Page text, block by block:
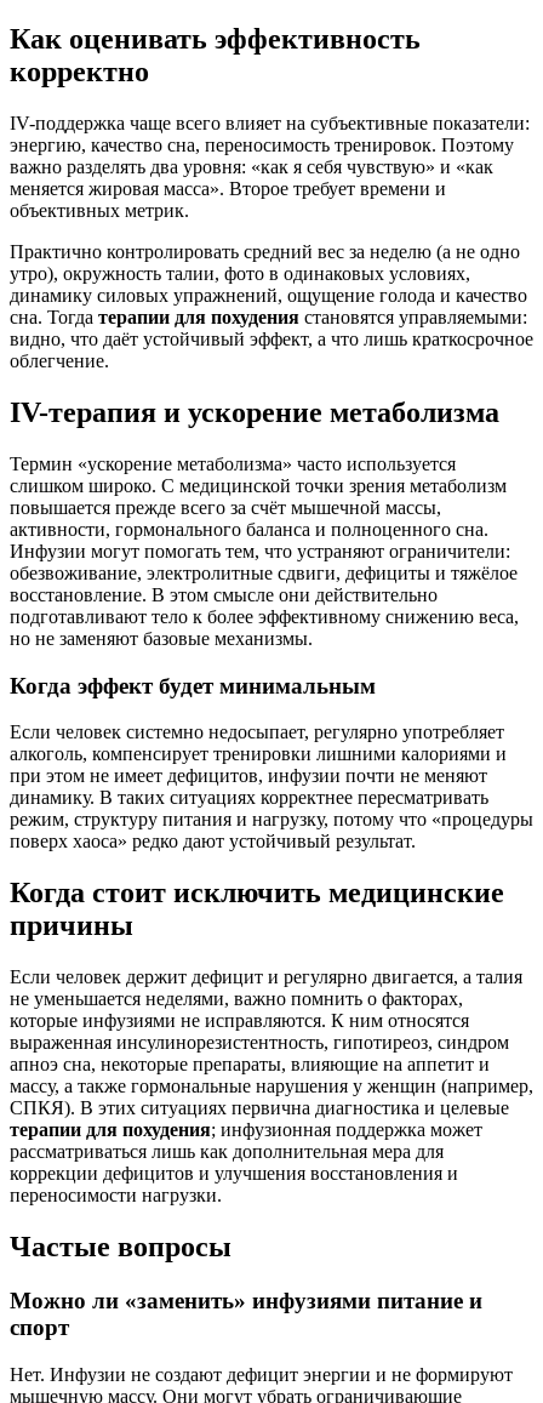
Как оценивать эффективность
корректно
IV-поддержка чаще всего влияет на субъективные показатели:
энергию, качество сна, переносимость тренировок. Поэтому
важно разделять два уровня: «как я себя чувствую» и «как
меняется жировая масса». Второе требует времени и
объективных метрик.
Практично контролировать средний вес за неделю (а не одно
утро), окружность талии, фото в одинаковых условиях,
динамику силовых упражнений, ощущение голода и качество
сна. Тогда терапии для похудения становятся управляемыми:
видно, что даёт устойчивый эффект, а что лишь краткосрочное
облегчение.
IV-терапия и ускорение метаболизма
Термин «ускорение метаболизма» часто используется
слишком широко. С медицинской точки зрения метаболизм
повышается прежде всего за счёт мышечной массы,
активности, гормонального баланса и полноценного сна.
Инфузии могут помогать тем, что устраняют ограничители:
обезвоживание, электролитные сдвиги, дефициты и тяжёлое
восстановление. В этом смысле они действительно
подготавливают тело к более эффективному снижению веса,
но не заменяют базовые механизмы.
Когда эффект будет минимальным
Если человек системно недосыпает, регулярно употребляет
алкоголь, компенсирует тренировки лишними калориями и
при этом не имеет дефицитов, инфузии почти не меняют
динамику. В таких ситуациях корректнее пересматривать
режим, структуру питания и нагрузку, потому что «процедуры
поверх хаоса» редко дают устойчивый результат.
Когда стоит исключить медицинские
причины
Если человек держит дефицит и регулярно двигается, а талия
не уменьшается неделями, важно помнить о факторах,
которые инфузиями не исправляются. К ним относятся
выраженная инсулинорезистентность, гипотиреоз, синдром
апноэ сна, некоторые препараты, влияющие на аппетит и
массу, а также гормональные нарушения у женщин (например,
СПКЯ). В этих ситуациях первична диагностика и целевые
терапии для похудения; инфузионная поддержка может
рассматриваться лишь как дополнительная мера для
коррекции дефицитов и улучшения восстановления и
переносимости нагрузки.
Частые вопросы
Можно ли «заменить» инфузиями питание и
спорт
Нет. Инфузии не создают дефицит энергии и не формируют
мышечную массу. Они могут убрать ограничивающие